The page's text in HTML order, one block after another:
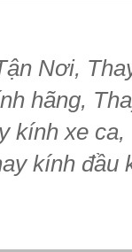
Nơi,
hãng,
kính xe
kính đầu